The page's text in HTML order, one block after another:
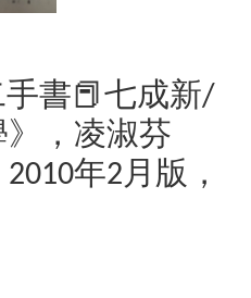
手書📕七成新/
，凌淑芬
年2月版，